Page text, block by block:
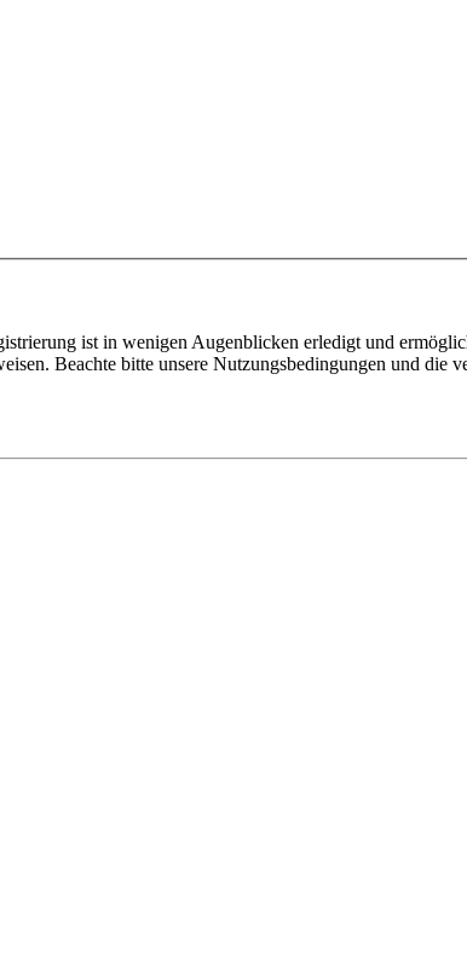
ist in wenigen Augenblicken erledigt und
Beachte bitte unsere Nutzungsbedingungen und die